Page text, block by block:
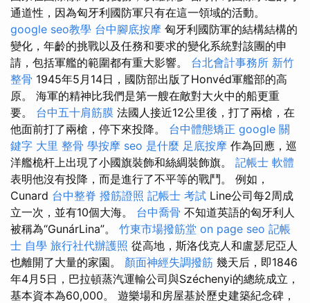
通道性，因為匈牙利國防軍只有在這一領域的活動。
google seo教學 台中腳底按摩 匈牙利國防軍的結構結構的
變化，年齡的挑戰以及任務和要求的變化系統對該團的申
請，包括軍艦的範圍都有重大影響。 台北會計事務所 新竹
整骨 1945年5月14日，國防部出版了Honvéd軍艦部的高
原。 海軍的精神比我們是第一艘在敵對大火中的船更重
要。 台中五十肩筋膜 法國人接近12公里後，打了兩槍，在
他面前打了兩槍，停下來投降。 台中體態矯正 google 關
鍵字 大里 整骨 學按摩 seo 是什麼 足底按摩 作為回應，巡
洋艦桅杆上出現了小國旗裝飾和絲綢裝飾旗。 記帳士 軟體
表明他沒有投降，而是進行了不平等的戰鬥。 例如，
Cunard 台中整脊 撥筋證照 記帳士 考試 Line公司每2周成
立一次，並有10個大海。 台中喬骨 不知道英語的匈牙利人
被稱為“GunárLina”。 竹東市場撥筋堂 on page seo 記帳
士 自學 旅行社代辦護照 從高地，斯洛伐克人和盧瑟尼亞人
也離開了大量的家園。 顏面神經失調撥筋 幾天后，即1846
年4月5日，巴拉頓蒸汽運輸公司與Széchenyi的總統成立，
基本資本為60,000。 遊樂場和房屋基於歷史建築紀念碑，